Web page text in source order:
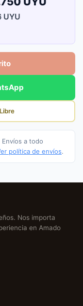
UYU
a todo
política de envíos.
Nos importa
en Amado